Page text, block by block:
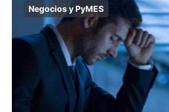
Negocios y PyMES